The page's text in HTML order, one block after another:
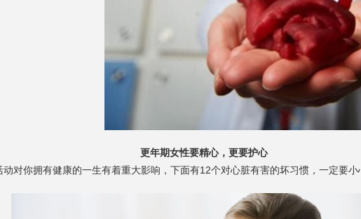
更年期女性要精心，更要护心
你拥有健康的一生有着重大影响，下面有12个对心脏有害的坏习惯，一定要小